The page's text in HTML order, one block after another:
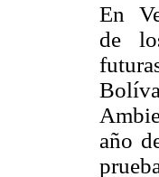
En
de
año